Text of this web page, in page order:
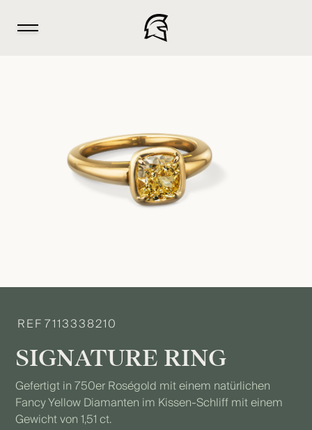
REF7113338210
SIGNATURE RING
Gefertigt in 750er Roségold mit einem natürlichen
Fancy Yellow Diamanten im Kissen-Schliff mit einem
Gewicht von 1,51 ct.